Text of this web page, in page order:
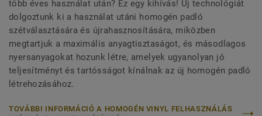
több éves használat után? Ez egy kihívás! Új technológiát
dolgoztunk ki a használat utáni homogén padló
szétválasztására és újrahasznosítására, miközben
megtartjuk a maximális anyagtisztaságot, és másodlagos
nyersanyagokat hozunk létre, amelyek ugyanolyan jó
teljesítményt és tartósságot kínálnak az új homogén padló
létrehozásához.
TOVÁBBI INFORMÁCIÓ A HOMOGÉN VINYL FELHASZNÁLÁS